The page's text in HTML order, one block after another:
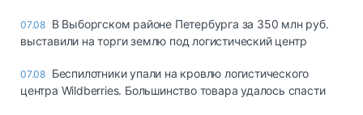
07.08 В Выборгском районе Петербурга за 350 млн руб.
выставили на торги землю под логистический центр
07.08 Беспилотники упали на кровлю логистического
центра Wildberries. Большинство товара удалось спасти